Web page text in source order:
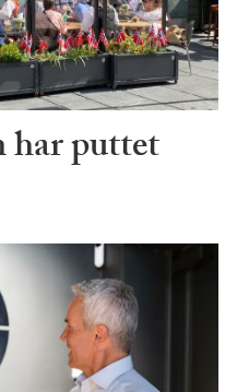
har puttet